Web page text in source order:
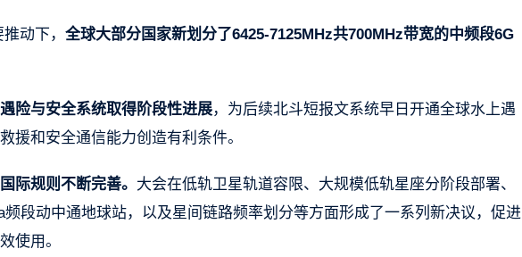
动下， 全球大部分国家新划分了6425-7125MHz共700MHz带宽的中频段6G
险与安全系统取得阶段性进展，为后续北斗短报文系统早日开通全球水上遇
援和安全通信能力创造有利条件。
际规则不断完善。 大会在低轨卫星轨道容限、大规模低轨星座分阶段部署、
段动中通地球站，以及星间链路频率划分等方面形成了一系列新决议，促进
使用。